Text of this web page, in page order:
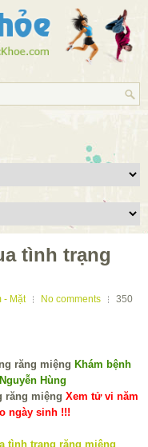
tình trạng
- Mặt No comments
350
Khám bệnh
Hùng
Xem tử vi năm
ngày sinh !!!